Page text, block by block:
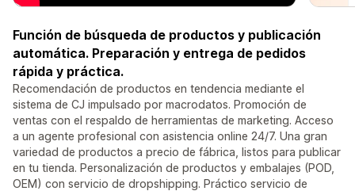
Función de búsqueda de productos y publicación
automática. Preparación y entrega de pedidos
rápida y práctica.
Recomendación de productos en tendencia mediante el
sistema de CJ impulsado por macrodatos. Promoción de
ventas con el respaldo de herramientas de marketing. Acceso
a un agente profesional con asistencia online 24/7. Una gran
variedad de productos a precio de fábrica, listos para publicar
en tu tienda. Personalización de productos y embalajes (POD,
OEM) con servicio de dropshipping. Práctico servicio de